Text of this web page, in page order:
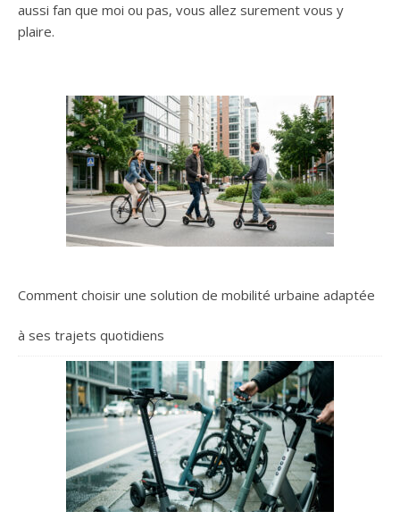
aussi fan que moi ou pas, vous allez surement vous y
plaire.
Comment choisir une solution de mobilité urbaine adaptée
à ses trajets quotidiens